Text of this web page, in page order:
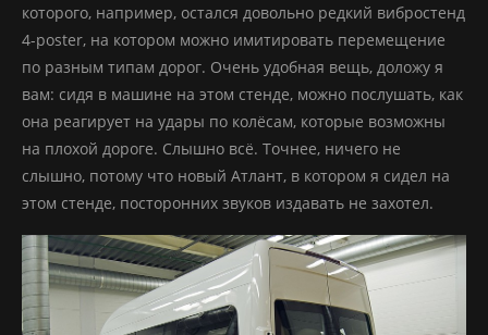
которого, например, остался довольно редкий вибростенд
4-poster, на котором можно имитировать перемещение
по разным типам дорог. Очень удобная вещь, доложу я
вам: сидя в машине на этом стенде, можно послушать, как
она реагирует на удары по колёсам, которые возможны
на плохой дороге. Слышно всё. Точнее, ничего не
слышно, потому что новый Атлант, в котором я сидел на
этом стенде, посторонних звуков издавать не захотел.